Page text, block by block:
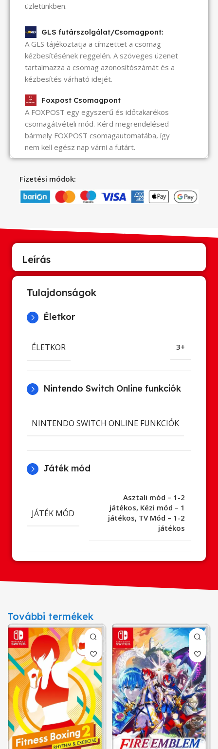
üzletünkben.
GLS futárszolgálat/Csomagpont:
A GLS tájékoztatja a címzettet a csomag
kézbesítésének reggelén. A szöveges üzenet
tartalmazza a csomag azonosítószámát és a
kézbesítés várható idejét.
Foxpost Csomagpont
A FOXPOST egy egyszerű és időtakarékos
csomagátvételi mód. Kérd megrendelésed
bármely FOXPOST csomagautomatába, így
nem kell egész nap várni a futárt.
Fizetési módok:
Leírás
Tulajdonságok
Életkor
ÉLETKOR 3+
Nintendo Switch Online funkciók
NINTENDO SWITCH ONLINE FUNKCIÓK
Játék mód
JÁTÉK MÓD
Asztali mód – 1-2
játékos, Kézi mód – 1
játékos, TV Mód – 1-2
játékos
További termékek